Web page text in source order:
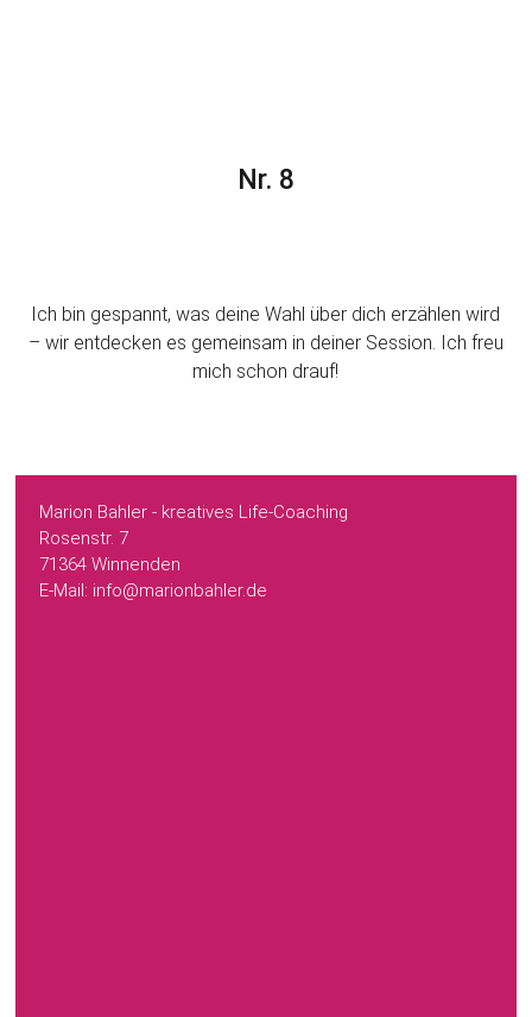
Nr. 8
Ich bin gespannt, was deine Wahl über dich erzählen wird
– wir entdecken es gemeinsam in deiner Session. Ich freu
mich schon drauf!
Marion Bahler - kreatives Life-Coaching
Rosenstr. 7
71364 Winnenden
E-Mail: info@marionbahler.de